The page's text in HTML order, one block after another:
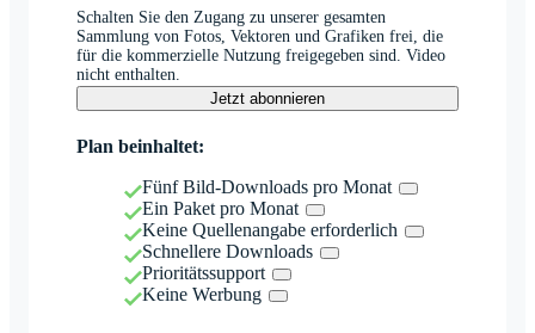
Schalten Sie den Zugang zu unserer gesamten
Sammlung von Fotos, Vektoren und Grafiken frei, die
für die kommerzielle Nutzung freigegeben sind. Video
nicht enthalten.
Jetzt abonnieren
Plan beinhaltet:
Fünf Bild-Downloads pro Monat
Ein Paket pro Monat
Keine Quellenangabe erforderlich
Schnellere Downloads
Prioritätssupport
Keine Werbung